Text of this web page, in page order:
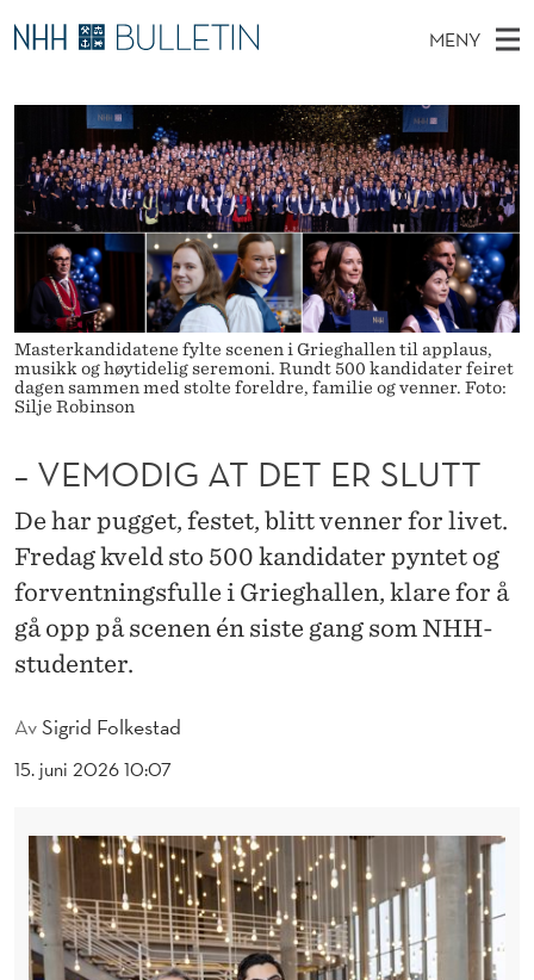
V
E
O
D
G
A
T
E
T
E
R
S
L
U
MENY
O
E
D
Y
Ø
T
T
Stipendiater og nye forskerprofiler
Disputaser
Ekspertutvalg
Om Bulletin
Masterkandidatene fylte scenen i Grieghallen til applaus,
musikk og høytidelig seremoni. Rundt 500 kandidater feiret
dagen sammen med stolte foreldre, familie og venner. Foto:
Silje Robinson
AvSigrid Folkestad
15. juni 2026 10:07
– VEMODIG AT DET ER SLUTT
De har pugget, festet, blitt venner for livet.
Fredag kveld sto 500 kandidater pyntet og
forventningsfulle i Grieghallen, klare for å
gå opp på scenen én siste gang som NHH-
studenter.